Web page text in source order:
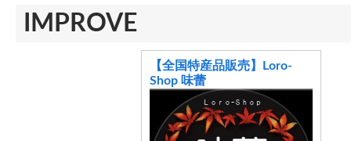
IMPROVE
【全国特産品販売】Loro-
Shop 味蕾